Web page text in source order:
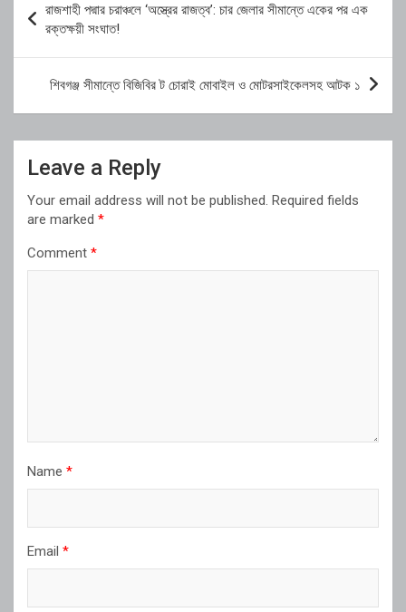
navigation
রাজশাহী পদ্মার চরাঞ্চলে ‘অস্ত্রের রাজত্ব’: চার জেলার সীমান্তে একের পর এক
রক্তক্ষয়ী সংঘাত!
শিবগঞ্জ সীমান্তে বিজিবির ট চোরাই মোবাইল ও মোটরসাইকেলসহ আটক ১
Leave a Reply
Your email address will not be published. Required fields
are marked *
Comment *
Name *
Email *